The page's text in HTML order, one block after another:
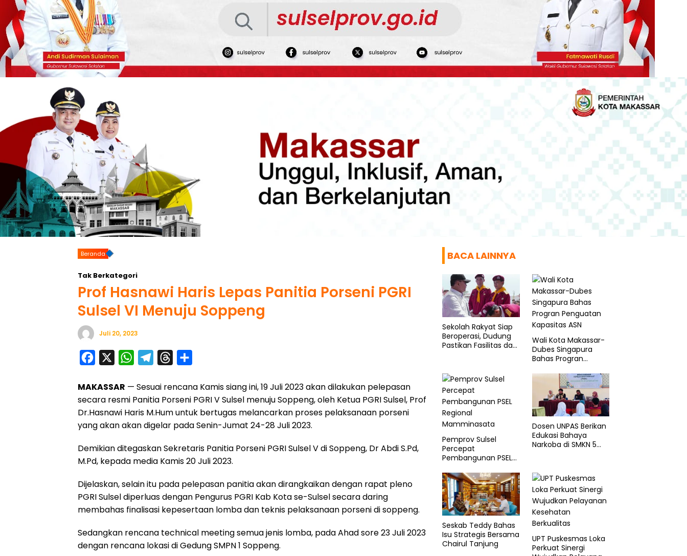
Beranda
Tak Berkategori
Prof Hasnawi Haris Lepas Panitia Porseni PGRI
Sulsel VI Menuju Soppeng
Juli 20, 2023
c
e
b
o
o
k
W
a
t
s
p
p
l
e
g
r
a
m
r
e
a
d
s
a
r
e
MAKASSAR — Sesuai rencana Kamis siang ini, 19 Juli 2023 akan dilakukan pelepasan
secara resmi Panitia Porseni PGRI V Sulsel menuju Soppeng, oleh Ketua PGRI Sulsel, Prof
Dr.Hasnawi Haris M.Hum untuk bertugas melancarkan proses pelaksanaan porseni
yang akan akan digelar pada Senin-Jumat 24-28 Juli 2023.
Demikian ditegaskan Sekretaris Panitia Porseni PGRI Sulsel V di Soppeng, Dr Abdi S.Pd,
M.Pd, kepada media Kamis 20 Juli 2023.
Dijelaskan, selain itu pada pelepasan panitia akan dirangkaikan dengan rapat pleno
PGRI Sulsel diperluas dengan Pengurus PGRI Kab Kota se-Sulsel secara daring
membahas finalisasi kepesertaan lomba dan teknis pelaksanaan porseni di soppeng.
Sedangkan rencana technical meeting semua jenis lomba, pada Ahad sore 23 Juli 2023
dengan rencana lokasi di Gedung SMPN 1 Soppeng.
BACA LAINNYA
Sekolah Rakyat Siap
Beroperasi, Dudung
Pastikan Fasilitas dan
Wali Kota Makassar-
Dubes Singapura
Bahas Progran
ASN
Pemprov Sulsel
Percepat
Pembangunan PSEL
Mamminasata
Dosen UNPAS Berikan
Edukasi Bahaya
Narkoba di SMKN 5
Seskab Teddy Bahas
Isu Strategis Bersama
Chairul Tanjung
UPT Puskesmas Loka
Perkuat Sinergi